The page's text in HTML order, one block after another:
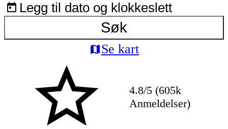
Legg til dato og klokkeslett
Søk
Se kart
4.8/5 (605k
Anmeldelser)